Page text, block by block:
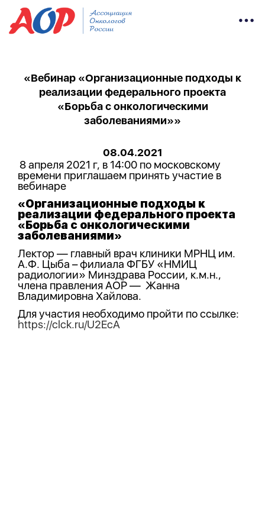
«Вебинар «Организационные подходы к
реализации федерального проекта
«Борьба с онкологическими
заболеваниями»»
08.04.2021
8 апреля 2021 г, в 14:00 по московскому
времени приглашаем принять участие в
вебинаре
«Организационные подходы к
реализации федерального проекта
«Борьба с онкологическими
заболеваниями»
Лектор — главный врач клиники МРНЦ им.
А.Ф. Цыба – филиала ФГБУ «НМИЦ
радиологии» Минздрава России, к.м.н.,
члена правления АОР — Жанна
Владимировна Хайлова.
Для участия необходимо пройти по ссылке:
https://clck.ru/U2EcA